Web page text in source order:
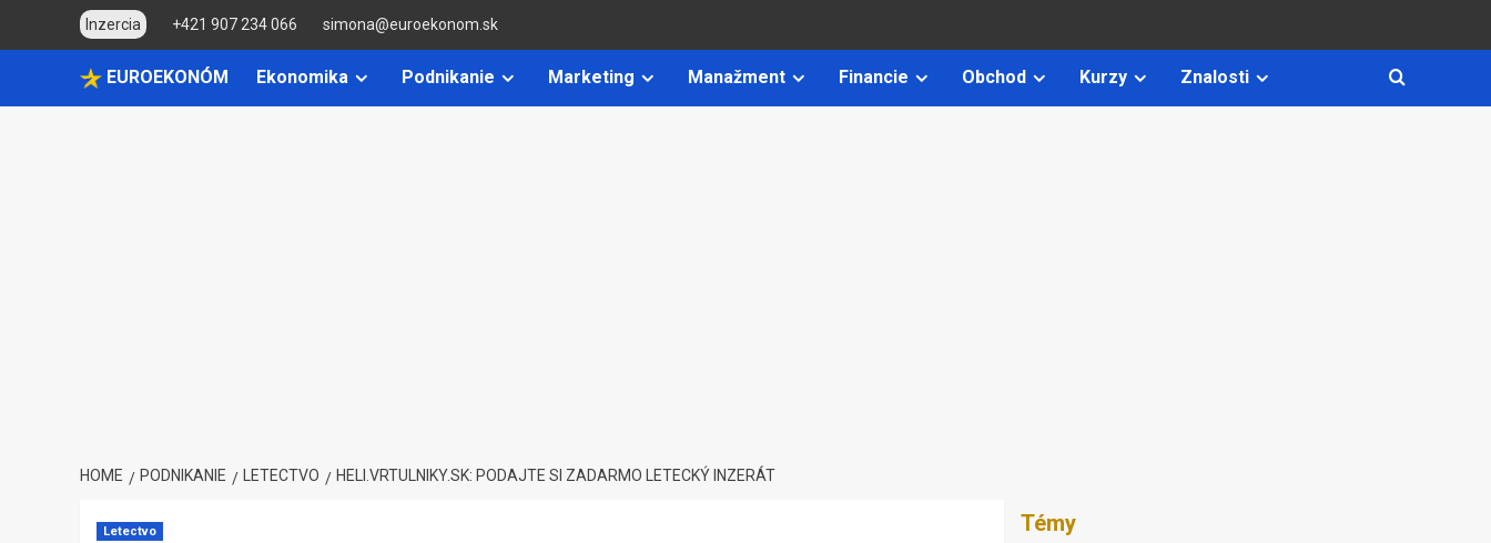
Inzercia +421 907 234 066 simona@euroekonom.sk
EUROEKONÓM Ekonomika Podnikanie Marketing Manažment Financie Obchod Kurzy Znalosti
HOME PODNIKANIE LETECTVO HELI.VRTULNIKY.SK: PODAJTE SI ZADARMO LETECKÝ INZERÁT
Letectvo Témy